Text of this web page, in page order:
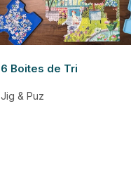
6 Boites de Tri
Jig & Puz